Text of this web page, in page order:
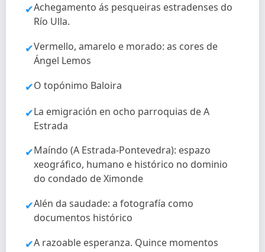
✔Achegamento ás pesqueiras estradenses do
Río Ulla.
✔Vermello, amarelo e morado: as cores de
Ángel Lemos
✔O topónimo Baloira
✔La emigración en ocho parroquias de A
Estrada
✔Maíndo (A Estrada-Pontevedra): espazo
xeográfico, humano e histórico no dominio
do condado de Ximonde
✔Alén da saudade: a fotografía como
documentos histórico
✔A razoable esperanza. Quince momentos